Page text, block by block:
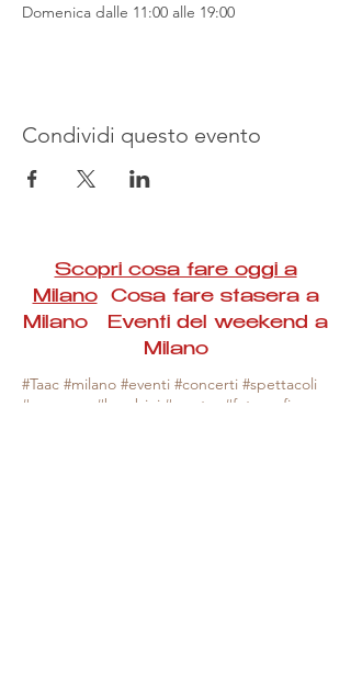
Domenica dalle 11:00 alle 19:00
Condividi questo evento
Scopri cosa fare oggi a
MilanoCosa fare stasera a
Milano Eventi del weekend a
Milano
#Taac #milano #eventi #concerti #spettacoli
#rassegne #bambini #mostre #fotografia